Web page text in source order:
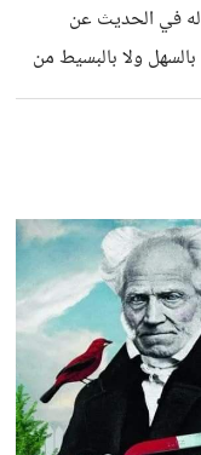
في الحديث عن
ولا بالبسيط من
صاحبة الكلب" فكرة
وارتبط وأسس
المشاعر وذبول
"رواية المبارزة".
مرة ومرة أن تمنى
تمامه.